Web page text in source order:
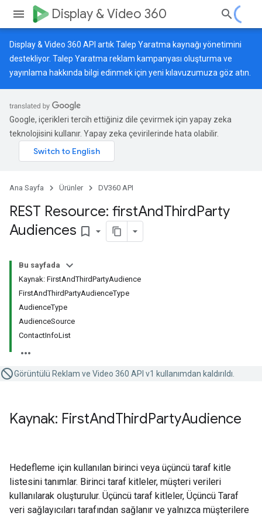
Display & Video 360
Display & Video 360 API artık Talep Yaratma kaynağı yönetimini
destekliyor. Talep Yaratma reklam kampanyası oluşturma ve
yayınlama hakkında bilgi edinmek için yeni kılavuzumuza göz atın.
Google, içerikleri tercih ettiğiniz dile çevirmek için yapay zeka
teknolojisini kullanır. Yapay zeka çevirilerinde hata olabilir.
Ana Sayfa Ürünler DV360 API
REST Resource: firstAndThirdParty
Audiences bookmark_border
Bu sayfada
Kaynak: FirstAndThirdPartyAudience
FirstAndThirdPartyAudienceType
AudienceType
AudienceSource
ContactInfoList
Görüntülü Reklam ve Video 360 API v1 kullanımdan kaldırıldı.
Kaynak: FirstAndThirdPartyAudience
Hedefleme için kullanılan birinci veya üçüncü taraf kitle
listesini tanımlar. Birinci taraf kitleler, müşteri verileri
kullanılarak oluşturulur. Üçüncü taraf kitleler, Üçüncü Taraf
veri sağlayıcıları tarafından sağlanır ve yalnızca müşterilere